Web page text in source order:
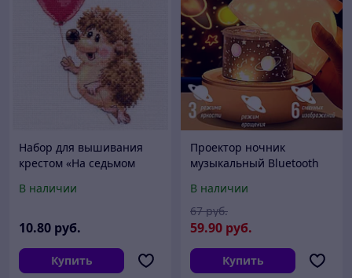
Набор для вышивания
крестом «На седьмом
В наличии
10.80 руб.
Купить
Проектор ночник
музыкальный Bluetooth
В наличии
59.90 руб.
67 руб.
Купить